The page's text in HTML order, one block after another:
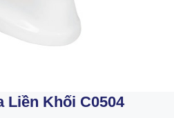
Liền Khối C0504